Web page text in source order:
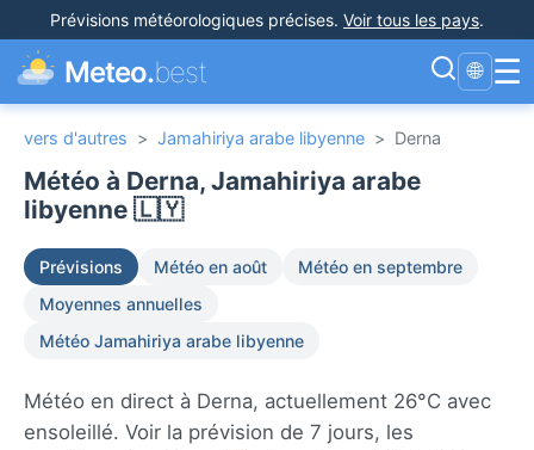
Prévisions météorologiques précises. Voir tous les pays.
Meteo.best 🌐 ☰
vers d'autres > Jamahiriya arabe libyenne > Derna
Météo à Derna, Jamahiriya arabe
libyenne 🇱🇾
Prévisions Météo en août
Météo en septembre
Moyennes annuelles
Météo Jamahiriya arabe libyenne
Météo en direct à Derna, actuellement 26°C avec
ensoleillé. Voir la prévision de 7 jours, les